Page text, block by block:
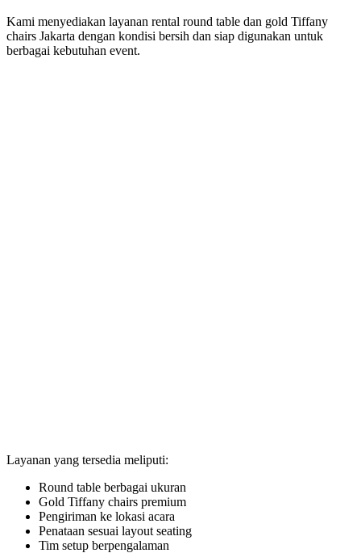
Kami menyediakan layanan rental round table dan gold Tiffany
chairs Jakarta dengan kondisi bersih dan siap digunakan untuk
berbagai kebutuhan event.
Layanan yang tersedia meliputi:
Round table berbagai ukuran
Gold Tiffany chairs premium
Pengiriman ke lokasi acara
Penataan sesuai layout seating
Tim setup berpengalaman